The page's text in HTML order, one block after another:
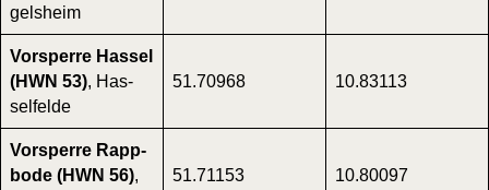
gels­heim
Vor­sper­re Has­sel
(HWN 53), Has­
sel­fel­de
51.70968 10.83113
Vor­sper­re Rapp­
bo­de (HWN 56),
51.71153 10.80097